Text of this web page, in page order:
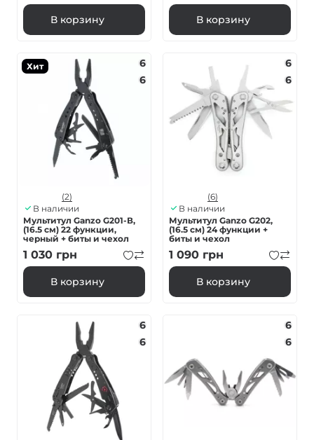
В корзину В корзину
Хит
6
6
(2)
В наличии
Мультитул Ganzo G201-В,
(16.5 см) 22 функции,
черный + биты и чехол
1 030 грн
В корзину
6
6
(6)
В наличии
Мультитул Ganzo G202,
(16.5 см) 24 функции +
биты и чехол
1 090 грн
В корзину
6
6
6
6